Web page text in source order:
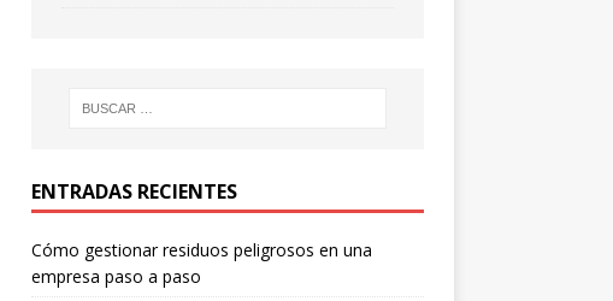
ENTRADAS RECIENTES
Cómo gestionar residuos peligrosos en una
empresa paso a paso